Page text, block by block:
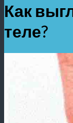
Как
теле?